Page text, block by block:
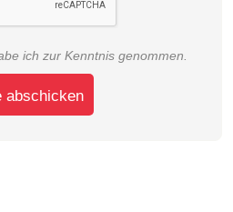
ich zur Kenntnis genommen.
abschicken